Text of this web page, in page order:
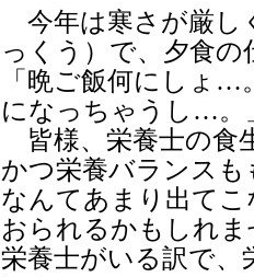
今年は寒さが厳し
っくう）で、夕食
「晩ご飯何にしょ
になっちゃうし…。
皆様、栄養士の食
かつ栄養バランス
なんてあまり出て
おられるかもしれ
栄養士がいる訳で、